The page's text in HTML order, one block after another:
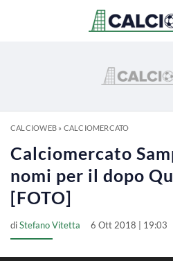
CALCIOWEB» CALCIOMERCATO
Calciomercato
nomi per il dopo
[FOTO]
diStefano Vitetta 6 Ott 2018 | 19:03